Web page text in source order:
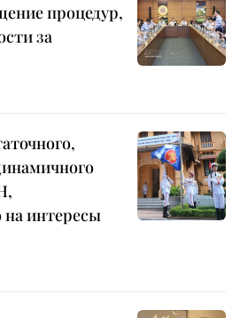
процедур,
за
на интересы